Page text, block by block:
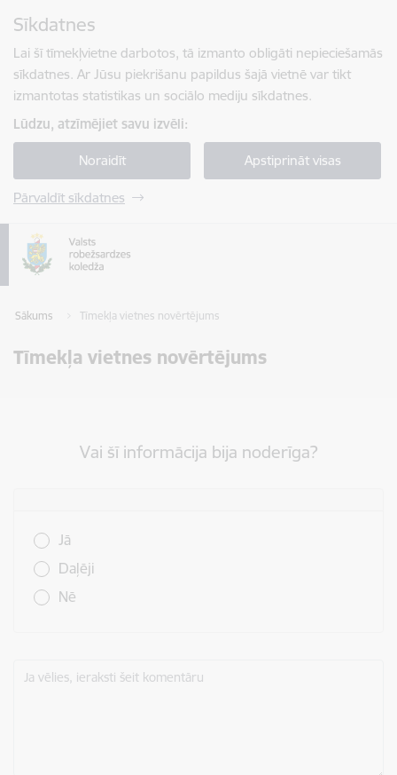
Sīkdatnes
Lai šī tīmekļvietne darbotos, tā izmanto obligāti nepieciešamās
sīkdatnes. Ar Jūsu piekrišanu papildus šajā vietnē var tikt
izmantotas statistikas un sociālo mediju sīkdatnes.
Lūdzu, atzīmējiet savu izvēli:
Noraidīt Apstiprināt visas
Pārvaldīt sīkdatnes
Sākums Tīmekļa vietnes novērtējums
Tīmekļa vietnes novērtējums
Vai šī informācija bija noderīga?
Jā
Daļēji
Nē
Ja vēlies, ieraksti šeit komentāru